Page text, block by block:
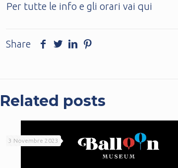
Per tutte le info e gli orari vaiqui
Share
Related posts
3 Novembre 2023